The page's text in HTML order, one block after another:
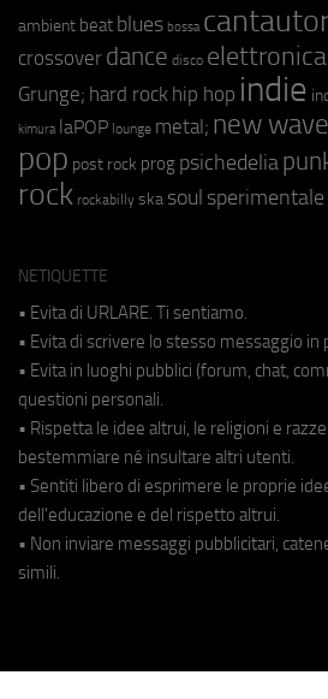
ambient beat blues bossa
crossover dance disco elettronica
Grunge; hard rock hip hop indie
kimura laPOP lounge metal; new wave
pop post rock prog psichedelia
rock rockabilly ska soul sperimentale
NETIQUETTE
• Evita di URLARE. Ti sentiamo.
• Evita di scrivere lo stesso messaggio in
• Evita in luoghi pubblici (forum, chat,
questioni personali.
• Rispetta le idee altrui, le religioni e
bestemmiare né insultare altri utenti.
• Sentiti libero di esprimere le proprie
dell'educazione e del rispetto altrui.
• Non inviare messaggi pubblicitari,
simili.